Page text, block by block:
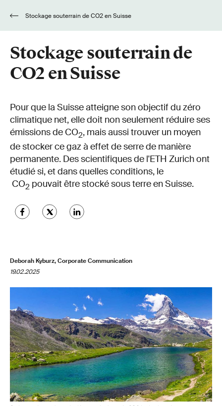
Stockage souterrain de CO2 en Suisse
Stockage souterrain de
CO2 en Suisse
Pour que la Suisse atteigne son objectif du zéro
climatique net, elle doit non seulement réduire ses
émissions de CO2, mais aussi trouver un moyen
de stocker ce gaz à effet de serre de manière
permanente. Des scientifiques de l'ETH Zurich ont
étudié si, et dans quelles conditions, le
CO2 pouvait être stocké sous terre en Suisse.
Deborah Kyburz, Corporate Communication
19.02.2025